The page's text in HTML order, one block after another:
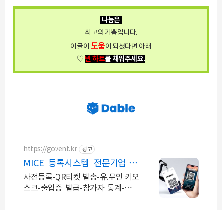
나눔은
최고의 기쁨입니다.
이글이 도움이 되셨다면 아래
♡ 빈 하트를 채워주세요.
https://govent.kr 광고
MICE 등록시스템 전문기업 고
벤트
사전등록-QR티켓 발송-유.무인 키오
스크-출입증 발급-참가자 통계-데이